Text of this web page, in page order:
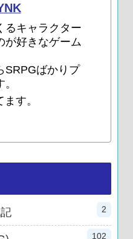
るキャラクター
が好きなゲーム
SRPGばかりプ
す。
2
102